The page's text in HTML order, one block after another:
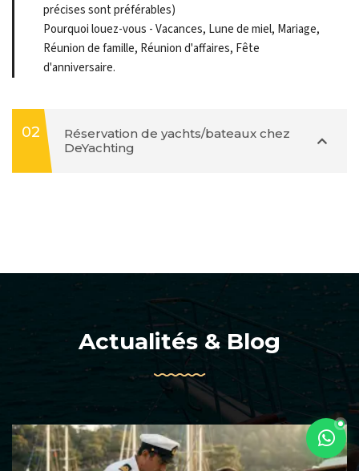
précises sont préférables)
Pourquoi louez-vous - Vacances, Lune de miel, Mariage,
Réunion de famille, Réunion d'affaires, Fête
d'anniversaire.
02
Réservation de yachts/bateaux chez
DeYachting
Actualités & Blog